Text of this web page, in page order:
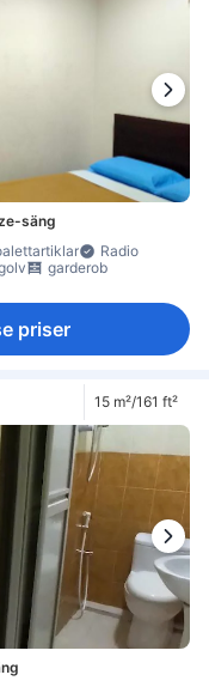
säng
Radio
garderob
priser
15 m²/161 ft²